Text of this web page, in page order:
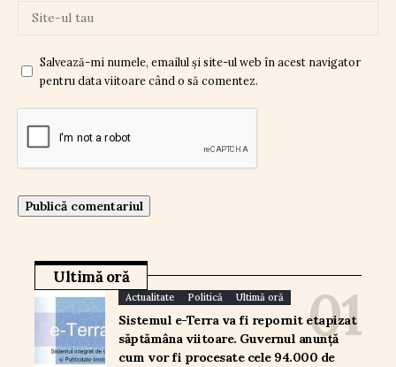
Salvează-mi numele, emailul și site-ul web în acest navigator
pentru data viitoare când o să comentez.
Ultimă oră
Actualitate Politică Ultimă oră
Sistemul e-Terra va fi repornit etapizat
săptămâna viitoare. Guvernul anunță
cum vor fi procesate cele 94.000 de